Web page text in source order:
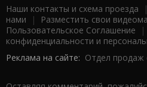
Наши контакты и схема проезда |
нами | Разместить свои
Пользовательское Соглашение |
конфиденциальности и
Реклама на сайте: Отдел продаж